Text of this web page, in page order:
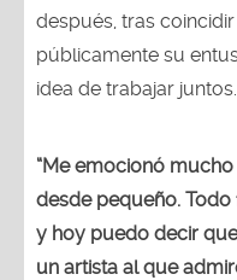
después, tras
públicamente su
idea de trabajar juntos.
“Me emocionó
desde pequeño.
y hoy puedo decir
un artista al que